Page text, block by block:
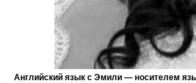
Английский язык с Эмили — носителем